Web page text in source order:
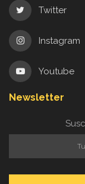
Twitter
Instagram
Youtube
Newsletter